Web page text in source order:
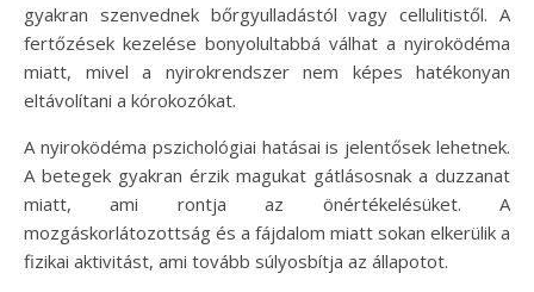
gyakran szenvednek bőrgyulladástól vagy cellulitistől. A
fertőzések kezelése bonyolultabbá válhat a nyiroködéma
miatt, mivel a nyirokrendszer nem képes hatékonyan
eltávolítani a kórokozókat.
A nyiroködéma pszichológiai hatásai is jelentősek lehetnek.
A betegek gyakran érzik magukat gátlásosnak a duzzanat
miatt, ami rontja az önértékelésüket. A
mozgáskorlátozottság és a fájdalom miatt sokan elkerülik a
fizikai aktivitást, ami tovább súlyosbítja az állapotot.